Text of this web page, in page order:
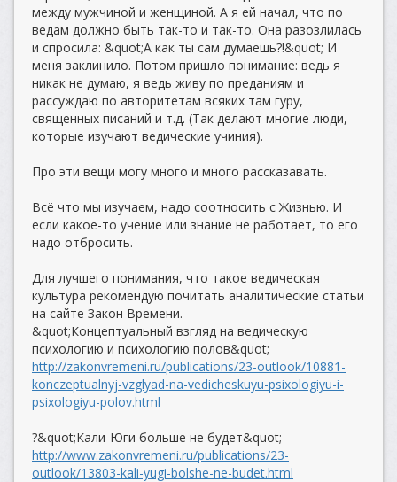
между мужчиной и женщиной. А я ей начал, что по
ведам должно быть так-то и так-то. Она разозлилась
и спросила: &quot;А как ты сам думаешь?!&quot; И
меня заклинило. Потом пришло понимание: ведь я
никак не думаю, я ведь живу по преданиям и
рассуждаю по авторитетам всяких там гуру,
священных писаний и т.д. (Так делают многие люди,
которые изучают ведические учиния).
Про эти вещи могу много и много рассказавать.
Всё что мы изучаем, надо соотносить с Жизнью. И
если какое-то учение или знание не работает, то его
надо отбросить.
Для лучшего понимания, что такое ведическая
культура рекомендую почитать аналитические статьи
на сайте Закон Времени.
&quot;Концептуальный взгляд на ведическую
психологию и психологию полов&quot;
http://zakonvremeni.ru/publications/23-outlook/10881-
konczeptualnyj-vzglyad-na-vedicheskuyu-psixologiyu-i-
psixologiyu-polov.html
?&quot;Кали-Юги больше не будет&quot;
http://www.zakonvremeni.ru/publications/23-
outlook/13803-kali-yugi-bolshe-ne-budet.html